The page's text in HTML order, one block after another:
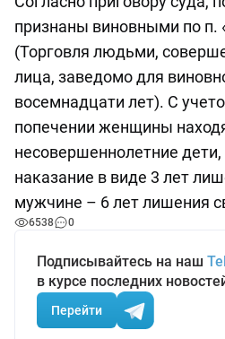
признаны виновными по п.
(Торговля людьми,
лица, заведомо для
восемнадцати лет). С
попечении женщины
несовершеннолетние
наказание в виде 3 лет
мужчине – 6 лет лишения
6538 0
Подписывайтесь на наш
в курсе последних
Перейти